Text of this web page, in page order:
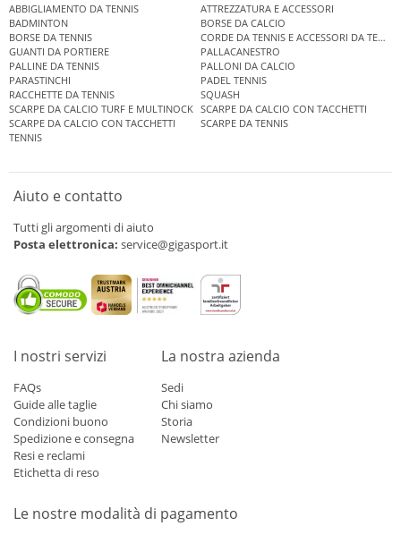
ABBIGLIAMENTO DA TENNIS
ATTREZZATURA E ACCESSORI
BADMINTON
BORSE DA CALCIO
BORSE DA TENNIS
CORDE DA TENNIS E ACCESSORI DA TENNIS
GUANTI DA PORTIERE
PALLACANESTRO
PALLINE DA TENNIS
PALLONI DA CALCIO
PARASTINCHI
PADEL TENNIS
RACCHETTE DA TENNIS
SQUASH
SCARPE DA CALCIO TURF E MULTINOCK SCARPE DA CALCIO CON TACCHETTI
SCARPE DA CALCIO CON TACCHETTI
SCARPE DA TENNIS
TENNIS
Aiuto e contatto
Tutti gli argomenti di aiuto
Posta elettronica: service@gigasport.it
I nostri servizi
FAQs
Guide alle taglie
Condizioni buono
Spedizione e consegna
Resi e reclami
Etichetta di reso
La nostra azienda
Sedi
Chi siamo
Storia
Newsletter
Le nostre modalità di pagamento